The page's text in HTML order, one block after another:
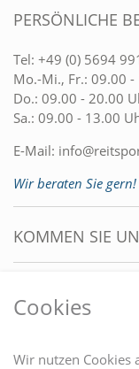
PERSÖNLICHE
Tel: +49 (0) 5694
Mo.-Mi., Fr.: 09.00
Do.: 09.00 - 20.00
Sa.: 09.00 - 13.00
E-Mail:
Wir beraten Sie gern!
KOMMEN SIE
Cookies
Wir nutzen Cookies